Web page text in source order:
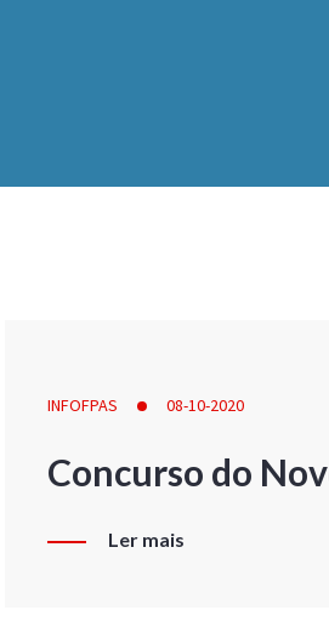
INFOFPAS 08-10-2020
Concurso do
Ler mais